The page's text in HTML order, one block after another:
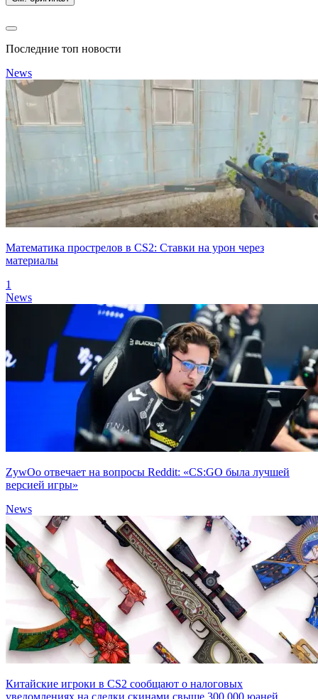
Последние топ новости
News
Математика прострелов в CS2: Ставки на урон через
материалы
1
News
ZywOo отвечает на вопросы Reddit: «CS:GO была лучшей
версией игры»
News
Китайские игроки в CS2 сообщают о налоговых